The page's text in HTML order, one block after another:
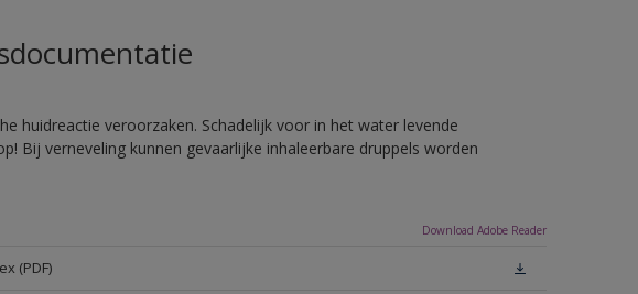
huidreactie veroorzaken. Schadelijk voor in het water levende
Bij verneveling kunnen gevaarlijke inhaleerbare druppels worden
Download Adobe Reader
(PDF)